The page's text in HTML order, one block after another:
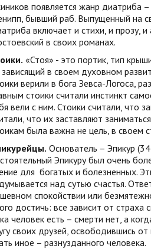
появляется жанр диатриба
бывший раб. Выпущенный на
включает и стихи, и прозу,
в своих романах.
«Стоя» - это портик, тип
в своем духовном
верили в бога Зевса-Логоса,
стоики считали инстинкт
вели с ним. Стоики считали, что
что их заставляют
была важна не цель, в своем
Основатель – Эпикур
Эпикуру был очень
для богатых и болезненных.
над сутью счастья.
спокойствии или
достичь: все зависит от
человек есть – смерти нет, а
своих друзей, освободившись
иное – разнузданного человека.